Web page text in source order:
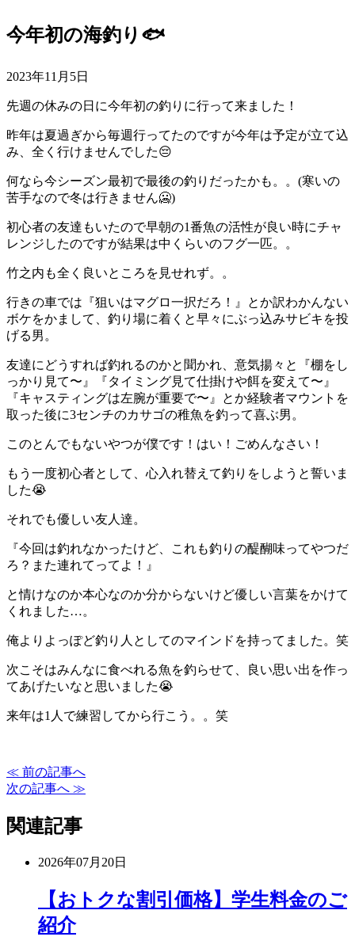
今年初の海釣り🐟
2023年11月5日
先週の休みの日に今年初の釣りに行って来ました！
昨年は夏過ぎから毎週行ってたのですが今年は予定が立て込
み、全く行けませんでした😔
何なら今シーズン最初で最後の釣りだったかも。。(寒いの
苦手なので冬は行きません🥶)
初心者の友達もいたので早朝の1番魚の活性が良い時にチャ
レンジしたのですが結果は中くらいのフグ一匹。。
竹之内も全く良いところを見せれず。。
行きの車では『狙いはマグロ一択だろ！』とか訳わかんない
ボケをかまして、釣り場に着くと早々にぶっ込みサビキを投
げる男。
友達にどうすれば釣れるのかと聞かれ、意気揚々と『棚をし
っかり見て〜』『タイミング見て仕掛けや餌を変えて〜』
『キャスティングは左腕が重要で〜』とか経験者マウントを
取った後に3センチのカサゴの稚魚を釣って喜ぶ男。
このとんでもないやつが僕です！はい！ごめんなさい！
もう一度初心者として、心入れ替えて釣りをしようと誓いま
した😭
それでも優しい友人達。
『今回は釣れなかったけど、これも釣りの醍醐味ってやつだ
ろ？また連れてってよ！』
と情けなのか本心なのか分からないけど優しい言葉をかけて
くれました…。
俺よりよっぽど釣り人としてのマインドを持ってました。笑
次こそはみんなに食べれる魚を釣らせて、良い思い出を作っ
てあげたいなと思いました😭
来年は1人で練習してから行こう。。笑
≪ 前の記事へ
次の記事へ ≫
関連記事
2026年07月20日
【おトクな割引価格】学生料金のご
紹介